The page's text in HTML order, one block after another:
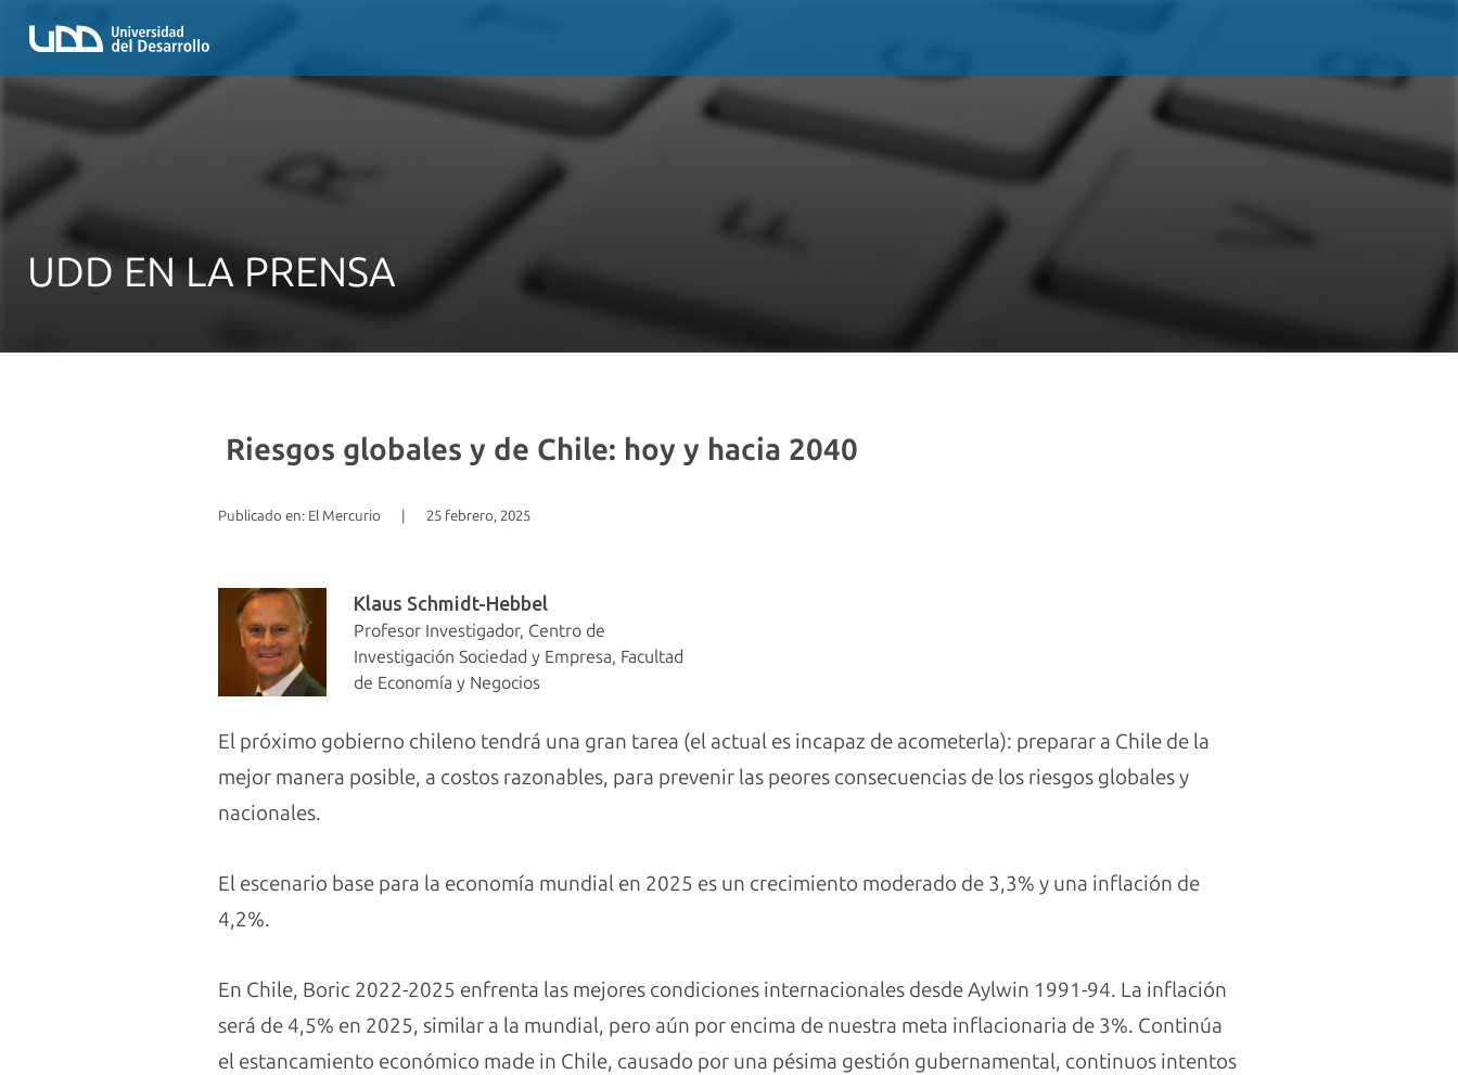
UDD EN LA PRENSA
Riesgos globales y de Chile: hoy y hacia 2040
Publicado en: El Mercurio 25 febrero, 2025
Klaus Schmidt-Hebbel
Profesor Investigador, Centro de
Investigación Sociedad y Empresa, Facultad
de Economía y Negocios
El próximo gobierno chileno tendrá una gran tarea (el actual es incapaz de acometerla): preparar a Chile de la
mejor manera posible, a costos razonables, para prevenir las peores consecuencias de los riesgos globales y
nacionales.
El escenario base para la economía mundial en 2025 es un crecimiento moderado de 3,3% y una inflación de
4,2%.
En Chile, Boric 2022-2025 enfrenta las mejores condiciones internacionales desde Aylwin 1991-94. La inflación
será de 4,5% en 2025, similar a la mundial, pero aún por encima de nuestra meta inflacionaria de 3%. Continúa
el estancamiento económico made in Chile, causado por una pésima gestión gubernamental, continuos intentos